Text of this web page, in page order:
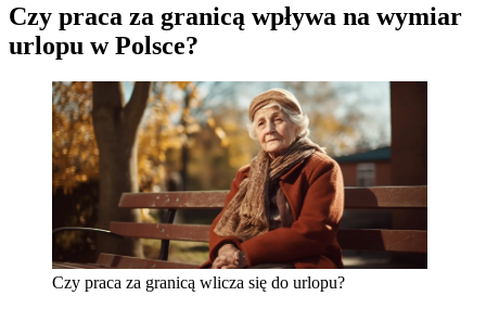
Czy praca za granicą wpływa na wymiar
urlopu w Polsce?
Czy praca za granicą wlicza się do urlopu?